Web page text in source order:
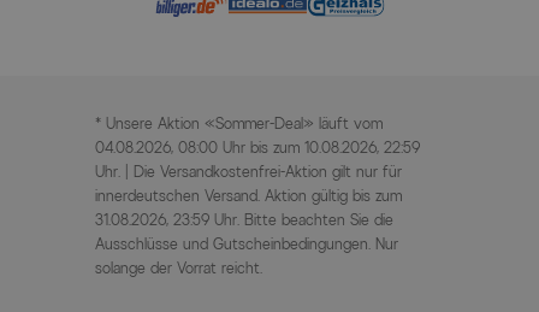
* Unsere Aktion «Sommer-Deal» läuft vom
04.08.2026, 08:00 Uhr bis zum 10.08.2026, 22:59
Uhr. | Die Versandkostenfrei-Aktion gilt nur für
innerdeutschen Versand. Aktion gültig bis zum
31.08.2026, 23:59 Uhr. Bitte beachten Sie die
Ausschlüsse und Gutscheinbedingungen. Nur
solange der Vorrat reicht.